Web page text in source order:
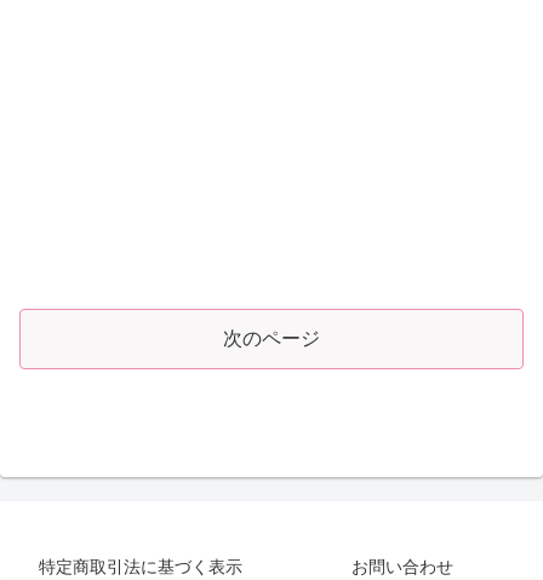
次のページ
特定商取引法に基づく表示 お問い合わせ